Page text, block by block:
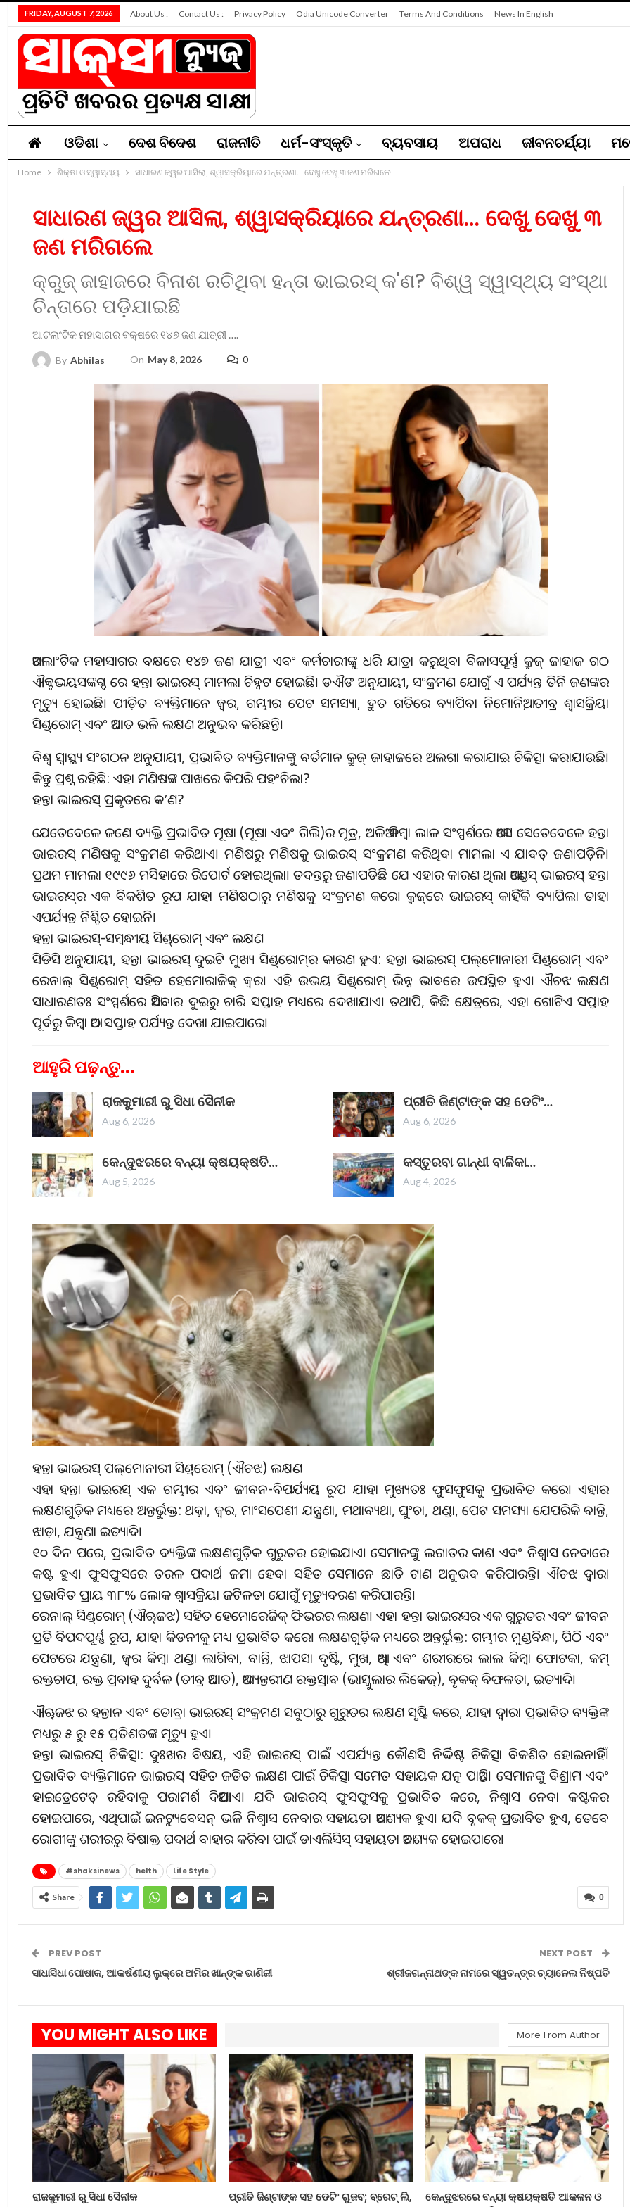
FRIDAY, AUGUST 7, 2026 About Us : Contact Us : Privacy Policy Odia Unicode Converter Terms And Conditions News In English
ଓଡିଶା ଦେଶ ବିଦେଶ ରାଜନୀତି ଧର୍ମ-ସଂସ୍କୃତି ବ୍ୟବସାୟ ଅପରାଧ ଜୀବନଚର୍ଯ୍ୟା
ନିଯୁକ୍ତି
ସମ୍ପାଦକୀୟ
Home ଶିକ୍ଷା ଓ ସ୍ୱାସ୍ଥ୍ୟ ସାଧାରଣ ଜ୍ୱର ଆସିଲା, ଶ୍ୱାସକ୍ରିୟାରେ ଯନ୍ତ୍ରଣା… ଦେଖୁ ଦେଖୁ ୩ ଜଣ ମରିଗଲେ
ସାଧାରଣ ଜ୍ୱର ଆସିଲା, ଶ୍ୱାସକ୍ରିୟାରେ ଯନ୍ତ୍ରଣା… ଦେଖୁ ଦେଖୁ ୩
ଜଣ ମରିଗଲେ
କ୍ରୁଜ୍‌ ଜାହାଜରେ ବିନାଶ ରଚିଥିବା ହନ୍ତା ଭାଇରସ୍‌ କ'ଣ? ବିଶ୍ୱ ସ୍ୱାସ୍ଥ୍ୟ ସଂସ୍ଥା
ଚିନ୍ତାରେ ପଡ଼ିଯାଇଛି
ଆଟଲାଂଟିକ ମହାସାଗର ବକ୍ଷରେ ୧୪୭ ଜଣ ଯାତ୍ରୀ ….
By Abhilas On May 8, 2026 0
ଆଟଲାଂଟିକ ମହାସାଗର ବକ୍ଷରେ ୧୪୭ ଜଣ ଯାତ୍ରୀ ଏବଂ କର୍ମଚାରୀଙ୍କୁ ଧରି ଯାତ୍ରା କରୁଥିବା ବିଳାସପୂର୍ଣ୍ଣ କ୍ରୁଜ୍‌ ଜାହାଜ ଗଠ
ଐକ୍ଟଦ୍ଭୟସଙ୍କଗ୍ଦ ରେ ହନ୍ତା ଭାଇରସ୍‌ ମାମଲା ଚିହ୍ନଟ ହୋଇଛି। ଡଐଙ ଅନୁଯାୟୀ, ସଂକ୍ରମଣ ଯୋଗୁଁ ଏ ପର୍ଯ୍ୟନ୍ତ ତିନି ଜଣଙ୍କର
ମୃତ୍ୟୁ ହୋଇଛି। ପୀଡ଼ିତ ବ୍ୟକ୍ତିମାନେ ଜ୍ୱର, ଗମ୍ଭୀର ପେଟ ସମସ୍ୟା, ଦ୍ରୁତ ଗତିରେ ବ୍ୟାପିବା ନିମୋନିଆ, ତୀବ୍ର ଶ୍ୱାସକ୍ରିୟା
ସିଣ୍ଡ୍‌ରୋମ୍‌ ଏବଂ ଆଘାତ ଭଳି ଲକ୍ଷଣ ଅନୁଭବ କରିଛନ୍ତି।
ବିଶ୍ୱ ସ୍ୱାସ୍ଥ୍ୟ ସଂଗଠନ ଅନୁଯାୟୀ, ପ୍ରଭାବିତ ବ୍ୟକ୍ତିମାନଙ୍କୁ ବର୍ତମାନ କ୍ରୁଜ୍‌ ଜାହାଜରେ ଅଲଗା କରାଯାଇ ଚିକିତ୍ସା କରାଯାଉଛି।
କିନ୍ତୁ ପ୍ରଶ୍ନ ରହିଛି: ଏହା ମଣିଷଙ୍କ ପାଖରେ କିପରି ପହଂଚିଲା?
ହନ୍ତା ଭାଇରସ୍‌ ପ୍ରକୃତରେ କ’ଣ?
ଯେତେବେଳେ ଜଣେ ବ୍ୟକ୍ତି ପ୍ରଭାବିତ ମୂଷା (ମୂଷା ଏବଂ ଗିଲି)ର ମୂତ୍ର, ଅଳିଆ କିମ୍ବା ଲାଳ ସଂସ୍ପର୍ଶରେ ଆସେ ସେତେବେଳେ ହନ୍ତା
ଭାଇରସ୍‌ ମଣିଷକୁ ସଂକ୍ରମଣ କରିଥାଏ। ମଣିଷରୁ ମଣିଷକୁ ଭାଇରସ୍‌ ସଂକ୍ରମଣ କରିଥିବା ମାମଲା ଏ ଯାବତ୍‌ ଜଣାପଡ଼ିନି।
ପ୍ରଥମ ମାମଲା ୧୯୯୬ ମସିହାରେ ରିପୋର୍ଟ ହୋଇଥିଲା। ତଦନ୍ତରୁ ଜଣାପଡିଛି ଯେ ଏହାର କାରଣ ଥିଲା ଆଣ୍ଡେସ୍‌ ଭାଇରସ୍‌ ହନ୍ତା
ଭାଇରସ୍‌ର ଏକ ବିକଶିତ ରୂପ ଯାହା ମଣିଷଠାରୁ ମଣିଷକୁ ସଂକ୍ରମଣ କରେ। କ୍ରୁଜ୍‌ରେ ଭାଇରସ୍‌ କାହିଁକି ବ୍ୟାପିଲା ତାହା
ଏପର୍ଯ୍ୟନ୍ତ ନିଶ୍ଚିତ ହୋଇନି।
ହନ୍ତା ଭାଇରସ୍‌-ସମ୍ବନ୍ଧୀୟ ସିଣ୍ଡ୍‌ରୋମ୍‌ ଏବଂ ଲକ୍ଷଣ
ସିଡିସି ଅନୁଯାୟୀ, ହନ୍ତା ଭାଇରସ୍‌ ଦୁଇଟି ମୁଖ୍ୟ ସିଣ୍ଡ୍‌ରୋମ୍‌ର କାରଣ ହୁଏ: ହନ୍ତା ଭାଇରସ୍‌ ପଲ୍‌ମୋନାରୀ ସିଣ୍ଡ୍‌ରୋମ୍‌ ଏବଂ
ରେନାଲ୍‌ ସିଣ୍ଡ୍‌ରୋମ୍‌ ସହିତ ହେମୋରାଜିକ୍‌ ଜ୍ୱର। ଏହି ଉଭୟ ସିଣ୍ଡ୍‌ରୋମ୍‌ ଭିନ୍ନ ଭାବରେ ଉପସ୍ଥିତ ହୁଏ। ଐଚଝ ଲକ୍ଷଣ
ସାଧାରଣତଃ ସଂସ୍ପର୍ଶରେ ଆସିବାର ଦୁଇରୁ ଚାରି ସପ୍ତାହ ମଧ୍ୟରେ ଦେଖାଯାଏ। ତଥାପି, କିଛି କ୍ଷେତ୍ରରେ, ଏହା ଗୋଟିଏ ସପ୍ତାହ
ପୂର୍ବରୁ କିମ୍ବା ଆଠ ସପ୍ତାହ ପର୍ଯ୍ୟନ୍ତ ଦେଖା ଯାଇପାରେ।
ଆହୁରି ପଢ଼ନ୍ତୁ...
ରାଜକୁମାରୀ ରୁ ସିଧା ସୈନୀକ
Aug 6, 2026
ପ୍ରୀତି ଜିଣ୍ଟାଙ୍କ ସହ ଡେଟିଂ…
Aug 6, 2026
କେନ୍ଦୁଝରରେ ବନ୍ୟା କ୍ଷୟକ୍ଷତି…
Aug 5, 2026
କସ୍ତୁରବା ଗାନ୍ଧୀ ବାଳିକା…
Aug 4, 2026
ହନ୍ତା ଭାଇରସ୍‌ ପଲ୍‌ମୋନାରୀ ସିଣ୍ଡ୍‌ରୋମ୍‌ (ଐଚଝ) ଲକ୍ଷଣ
ଏହା ହନ୍ତା ଭାଇରସ୍‌ ଏକ ଗମ୍ଭୀର ଏବଂ ଜୀବନ-ବିପର୍ଯ୍ୟୟ ରୂପ ଯାହା ମୁଖ୍ୟତଃ ଫୁସଫୁସକୁ ପ୍ରଭାବିତ କରେ। ଏହାର
ଲକ୍ଷଣଗୁଡ଼ିକ ମଧ୍ୟରେ ଅନ୍ତର୍ଭୁକ୍ତ: ଥକ୍କା, ଜ୍ୱର, ମାଂସପେଶୀ ଯନ୍ତ୍ରଣା, ମଥାବ୍ୟଥା, ଘୁଂଚା, ଥଣ୍ଡା, ପେଟ ସମସ୍ୟା ଯେପରିକି ବାନ୍ତି,
ଝାଡ଼ା, ଯନ୍ତ୍ରଣା ଇତ୍ୟାଦି।
୧୦ ଦିନ ପରେ, ପ୍ରଭାବିତ ବ୍ୟକ୍ତିଙ୍କ ଲକ୍ଷଣଗୁଡ଼ିକ ଗୁରୁତର ହୋଇଯାଏ। ସେମାନଙ୍କୁ ଲଗାତର କାଶ ଏବଂ ନିଶ୍ୱାସ ନେବାରେ
କଷ୍ଟ ହୁଏ। ଫୁସଫୁସରେ ତରଳ ପଦାର୍ଥ ଜମା ହେବା ସହିତ ସେମାନେ ଛାତି ଟାଣ ଅନୁଭବ କରିପାରନ୍ତି। ଐଚଝ ଦ୍ୱାରା
ପ୍ରଭାବିତ ପ୍ରାୟ ୩୮% ଲୋକ ଶ୍ୱାସକ୍ରିୟା ଜଟିଳତା ଯୋଗୁଁ ମୃତ୍ୟୁବରଣ କରିପାରନ୍ତି।
ରେନାଲ୍‌ ସିଣ୍ଡ୍‌ରୋମ୍‌ (ଐୠଜଝ) ସହିତ ହେମୋରେଜିକ୍‌ ଫିଭରର ଲକ୍ଷଣ। ଏହା ହନ୍ତା ଭାଇରସର ଏକ ଗୁରୁତର ଏବଂ ଜୀବନ
ପ୍ରତି ବିପଦପୂର୍ଣ୍ଣ ରୂପ, ଯାହା କିଡନୀକୁ ମଧ୍ୟ ପ୍ରଭାବିତ କରେ। ଲକ୍ଷଣଗୁଡ଼ିକ ମଧ୍ୟରେ ଅନ୍ତର୍ଭୁକ୍ତ: ଗମ୍ଭୀର ମୁଣ୍ଡବିନ୍ଧା, ପିଠି ଏବଂ
ପେଟରେ ଯନ୍ତ୍ରଣା, ଜ୍ୱର କିମ୍ବା ଥଣ୍ଡା ଲାଗିବା, ବାନ୍ତି, ଝାପସା ଦୃଷ୍ଟି, ମୁଖ, ଆଖି ଏବଂ ଶରୀରରେ ଲାଲ କିମ୍ବା ଫୋଟକା, କମ୍‌
ରକ୍ତଚାପ, ରକ୍ତ ପ୍ରବାହ ଦୁର୍ବଳ (ତୀବ୍ର ଆଘାତ), ଆଭ୍ୟନ୍ତରୀଣ ରକ୍ତସ୍ରାବ (ଭାସ୍କୁଲାର ଲିକେଜ୍‌), ବୃକକ୍‌ ବିଫଳତା, ଇତ୍ୟାଦି।
ଐୠଜଝ ର ହନ୍ତାନ ଏବଂ ଡୋବ୍ରା ଭାଇରସ୍‌ ସଂକ୍ରମଣ ସବୁଠାରୁ ଗୁରୁତର ଲକ୍ଷଣ ସୃଷ୍ଟି କରେ, ଯାହା ଦ୍ୱାରା ପ୍ରଭାବିତ ବ୍ୟକ୍ତିଙ୍କ
ମଧ୍ୟରୁ ୫ ରୁ ୧୫ ପ୍ରତିଶତଙ୍କ ମୃତ୍ୟୁ ହୁଏ।
ହନ୍ତା ଭାଇରସ୍‌ ଚିକିତ୍ସା: ଦୁଃଖର ବିଷୟ, ଏହି ଭାଇରସ୍‌ ପାଇଁ ଏପର୍ଯ୍ୟନ୍ତ କୌଣସି ନିର୍ଦ୍ଦିଷ୍ଟ ଚିକିତ୍ସା ବିକଶିତ ହୋଇନାହିଁ।
ପ୍ରଭାବିତ ବ୍ୟକ୍ତିମାନେ ଭାଇରସ୍‌ ସହିତ ଜଡିତ ଲକ୍ଷଣ ପାଇଁ ଚିକିତ୍ସା ସମେତ ସହାୟକ ଯତ୍ନ ପାଆନ୍ତି। ସେମାନଙ୍କୁ ବିଶ୍ରାମ ଏବଂ
ହାଇଡ୍ରେଟେଡ୍‌ ରହିବାକୁ ପରାମର୍ଶ ଦିଆଯାଏ। ଯଦି ଭାଇରସ୍‌ ଫୁସଫୁସକୁ ପ୍ରଭାବିତ କରେ, ନିଶ୍ୱାସ ନେବା କଷ୍ଟକର
ହୋଇପାରେ, ଏଥିପାଇଁ ଇନଟ୍ୟୁବେସନ୍‌ ଭଳି ନିଶ୍ୱାସ ନେବାର ସହାୟତା ଆବଶ୍ୟକ ହୁଏ। ଯଦି ବୃକକ୍‌ ପ୍ରଭାବିତ ହୁଏ, ତେବେ
ରୋଗୀଙ୍କୁ ଶରୀରରୁ ବିଷାକ୍ତ ପଦାର୍ଥ ବାହାର କରିବା ପାଇଁ ଡାଏଲିସିସ୍‌ ସହାୟତା ଆବଶ୍ୟକ ହୋଇପାରେ।
#shaksinews helth Life Style
0
Share
PREV POST
ସାଧାସିଧା ପୋଷାକ, ଆକର୍ଷଣୀୟ ଲୁକ୍‌ରେ ଅମିର ଖାନ୍‌ଙ୍କ ଭାଣିଜୀ
NEXT POST
ଶ୍ରୀଜଗନ୍ନାଥଙ୍କ ନାମରେ ସ୍ୱତନ୍ତ୍ର ଚ୍ୟାନେଲ ନିଷ୍ପତି
YOU MIGHT ALSO LIKE More From Author
ରାଜକୁମାରୀ ରୁ ସିଧା ସୈନୀକ
ପ୍ରୀତି ଜିଣ୍ଟାଙ୍କ ସହ ଡେଟିଂ ଗୁଜବ; ବ୍ରେଟ୍ ଲି,
କେନ୍ଦୁଝରରେ ବନ୍ୟା କ୍ଷୟକ୍ଷତି ଆକଳନ ଓ